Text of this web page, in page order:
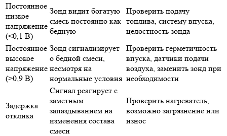
Постоянное
низкое
напряжение
(<0,1 В)
Зонд видит богатую
смесь постоянно как
бедную
Проверить подачу
топлива, систему впуска,
целостность зонда
Постоянное
высокое
напряжение
(>0,9 В)
Зонд сигнализирует
о бедной смеси,
несмотря на
нормальные условия
Проверить герметичность
впуска, датчики подачи
воздуха, заменить зонд при
необходимости
Задержка
отклика
Сигнал реагирует с
заметным
запаздыванием на
изменения состава
смеси
Проверить нагреватель,
возможно загрязнение или
износ